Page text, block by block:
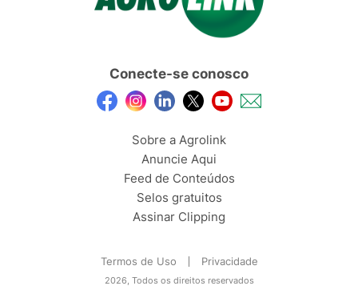
Conecte-se conosco
Sobre a Agrolink
Anuncie Aqui
Feed de Conteúdos
Selos gratuitos
Assinar Clipping
Termos de Uso Privacidade
2026, Todos os direitos reservados